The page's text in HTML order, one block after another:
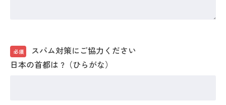
必須
スパム対策にご協力ください
日本の首都は ?（ひらがな）